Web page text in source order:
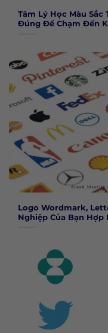
Tâm Lý Học Màu Sắc
Đúng Để Chạm Đến
Logo Wordmark,
Nghiệp Của Bạn Hợp